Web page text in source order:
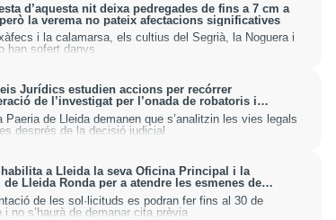
CONTACTE
d’aquesta nit deixa pedregades de fins a 7 cm a
la verema no pateix afectacions significatives
i la calamarsa, els cultius del Segrià, la Noguera i
han sofert danys
Jurídics estudien accions per recórrer
de l’investigat per l’onada de robatoris i
l’Horta
Paeria de Lleida demanen que s’analitzin les vies legals
després de la decisió judicial
a Lleida la seva Oficina Principal i la
Lleida Ronda per a atendre les esmenes de
de migrants
de les sol·licituds es podran fer fins al 30 de
i no s’haurà de demanar cita prèvia